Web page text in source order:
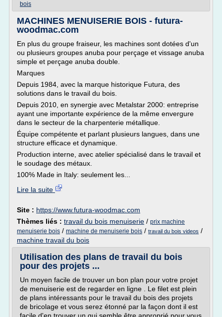
bois
MACHINES MENUISERIE BOIS - futura-
woodmac.com
En plus du groupe fraiseur, les machines sont dotées d'un
ou plusieurs groupes anuba pour perçage et vissage anuba
simple et perçage anuba double.
Marques
Depuis 1984, avec la marque historique Futura, des
solutions dans le travail du bois.
Depuis 2010, en synergie avec Metalstar 2000: entreprise
ayant une importante expérience de la même envergure
dans le secteur de la charpenterie métallique.
Équipe compétente et parlant plusieurs langues, dans une
structure efficace et dynamique.
Production interne, avec atelier spécialisé dans le travail et
le soudage des métaux.
100% Made in Italy: seulement les...
Lire la suite
Site : https://www.futura-woodmac.com
Thèmes liés : travail du bois menuiserie / prix machine
menuiserie bois / machine de menuiserie bois / travail du bois videos /
machine travail du bois
Utilisation des plans de travail du bois
pour des projets ...
Un moyen facile de trouver un bon plan pour votre projet
de menuiserie est de regarder en ligne . Le filet est plein
de plans intéressants pour le travail du bois des projets
de bricolage et vous serez étonné par la façon dont il est